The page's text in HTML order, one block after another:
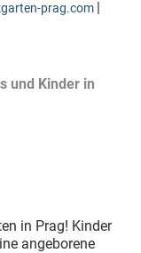
prag.com |
und Kinder in
in Prag! Kinder
angeborene